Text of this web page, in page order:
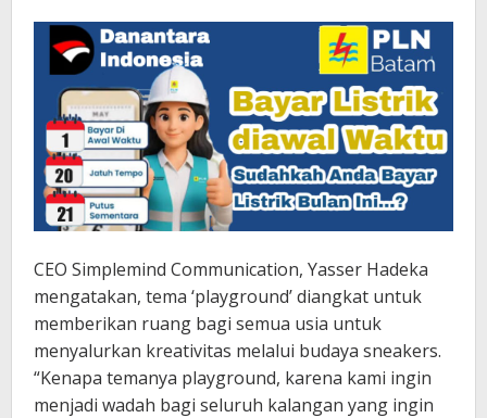
CEO Simplemind Communication, Yasser Hadeka
mengatakan, tema ‘playground’ diangkat untuk
memberikan ruang bagi semua usia untuk
menyalurkan kreativitas melalui budaya sneakers.
“Kenapa temanya playground, karena kami ingin
menjadi wadah bagi seluruh kalangan yang ingin